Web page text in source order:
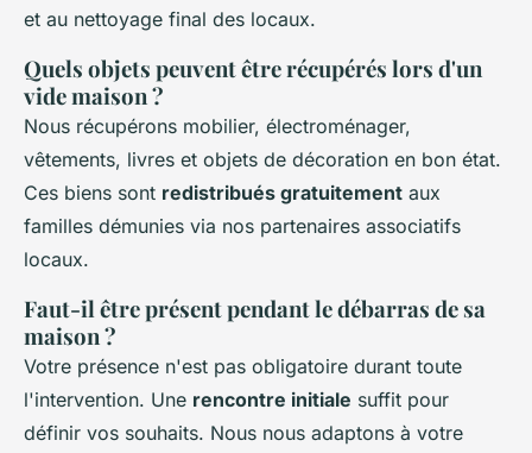
et au nettoyage final des locaux.
Quels objets peuvent être récupérés lors d'un
vide maison ?
Nous récupérons mobilier, électroménager,
vêtements, livres et objets de décoration en bon état.
Ces biens sont redistribués gratuitement aux
familles démunies via nos partenaires associatifs
locaux.
Faut-il être présent pendant le débarras de sa
maison ?
Votre présence n'est pas obligatoire durant toute
l'intervention. Une rencontre initiale suffit pour
définir vos souhaits. Nous nous adaptons à votre